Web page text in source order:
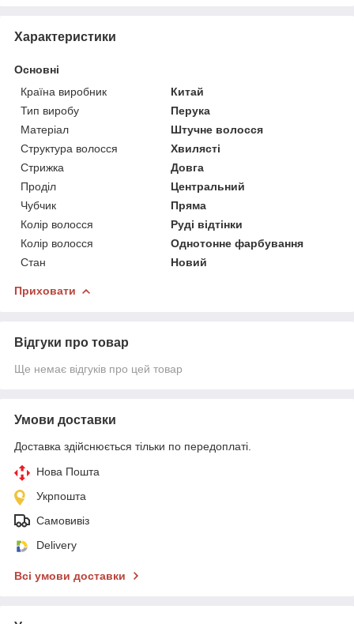
Характеристики
Основні
Країна виробник
Китай
Тип виробу
Перука
Матеріал
Штучне волосся
Структура волосся
Хвилясті
Стрижка
Довга
Проділ
Центральний
Чубчик
Пряма
Колір волосся
Руді відтінки
Колір волосся
Однотонне фарбування
Стан
Новий
Приховати
Відгуки про товар
Ще немає відгуків про цей товар
Умови доставки
Доставка здійснюється тільки по передоплаті.
Нова Пошта
Укрпошта
Самовивіз
Delivery
Всі умови доставки